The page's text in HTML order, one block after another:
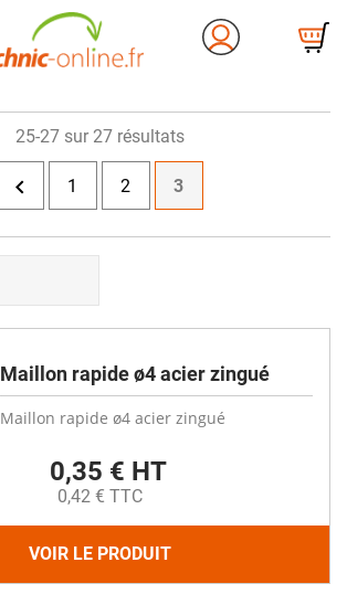
25-27 sur 27 résultats
 1 2 3
Maillon rapide ø4 acier zingué
Maillon rapide ø4 acier zingué
0,35 € HT
0,42 € TTC
VOIR LE PRODUIT